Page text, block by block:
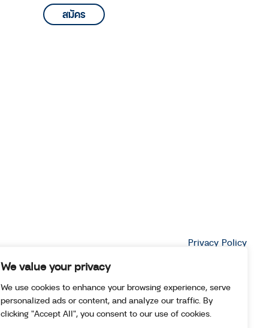
We value your privacy
We use cookies to enhance your browsing experience, serve
personalized ads or content, and analyze our traffic. By
clicking "Accept All", you consent to our use of cookies.
Privacy Policy